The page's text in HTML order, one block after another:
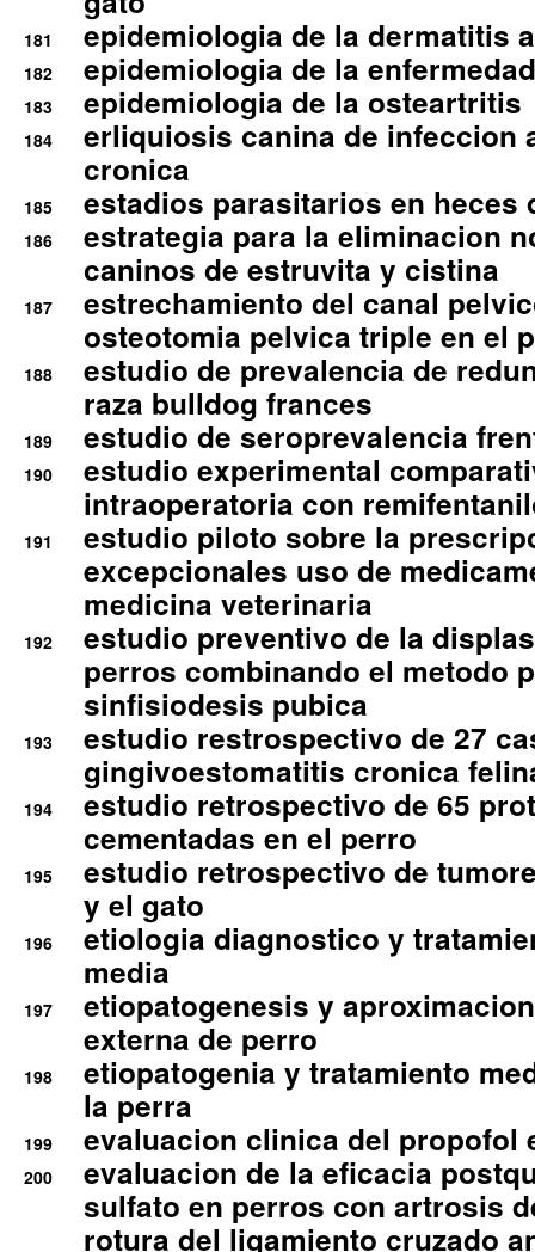
181 epidemiologia de la dermatitis
182 epidemiologia de la
183 epidemiologia de la osteartritis
184
erliquiosis canina de infeccion
cronica
185 estadios parasitarios en heces
186
estrategia para la eliminacion
caninos de estruvita y cistina
187
estrechamiento del canal
osteotomia pelvica triple en el
188
estudio de prevalencia de
raza bulldog frances
189 estudio de seroprevalencia
190
estudio experimental
intraoperatoria con
191
estudio piloto sobre la
excepcionales uso de
medicina veterinaria
192
estudio preventivo de la
perros combinando el metodo
sinfisiodesis pubica
193
estudio restrospectivo de 27
gingivoestomatitis cronica
194
estudio retrospectivo de 65
cementadas en el perro
195
estudio retrospectivo de
y el gato
196
etiologia diagnostico y
media
197
etiopatogenesis y
externa de perro
198
etiopatogenia y tratamiento
la perra
199 evaluacion clinica del propofol
200
evaluacion de la eficacia
sulfato en perros con artrosis
rotura del ligamiento cruzado